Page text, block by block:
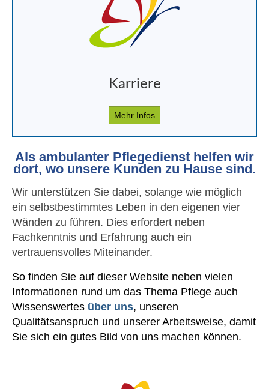
Karriere
Mehr Infos
Als ambulanter Pflegedienst helfen wir
dort, wo unsere Kunden zu Hause sind .
Wir unterstützen Sie dabei, solange wie möglich
ein selbstbestimmtes Leben in den eigenen vier
Wänden zu führen. Dies erfordert neben
Fachkenntnis und Erfahrung auch ein
vertrauensvolles Miteinander.
So finden Sie auf dieser Website neben vielen
Informationen rund um das Thema Pflege auch
Wissenswertes über uns, unseren
Qualitätsanspruch und unserer Arbeitsweise, damit
Sie sich ein gutes Bild von uns machen können.